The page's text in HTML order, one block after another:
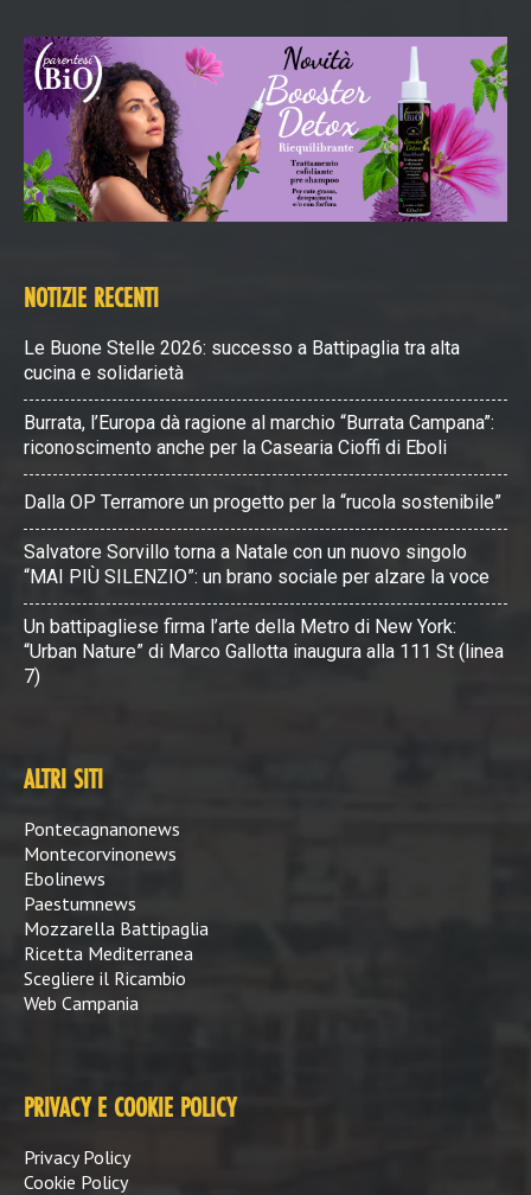
NOTIZIE RECENTI
Le Buone Stelle 2026: successo a Battipaglia tra alta
cucina e solidarietà
Burrata, l’Europa dà ragione al marchio “Burrata Campana”:
riconoscimento anche per la Casearia Cioffi di Eboli
Dalla OP Terramore un progetto per la “rucola sostenibile”
Salvatore Sorvillo torna a Natale con un nuovo singolo
“MAI PIÙ SILENZIO”: un brano sociale per alzare la voce
Un battipagliese firma l’arte della Metro di New York:
“Urban Nature” di Marco Gallotta inaugura alla 111 St (linea
7)
ALTRI SITI
Pontecagnanonews
Montecorvinonews
Ebolinews
Paestumnews
Mozzarella Battipaglia
Ricetta Mediterranea
Scegliere il Ricambio
Web Campania
PRIVACY E COOKIE POLICY
Privacy Policy
Cookie Policy